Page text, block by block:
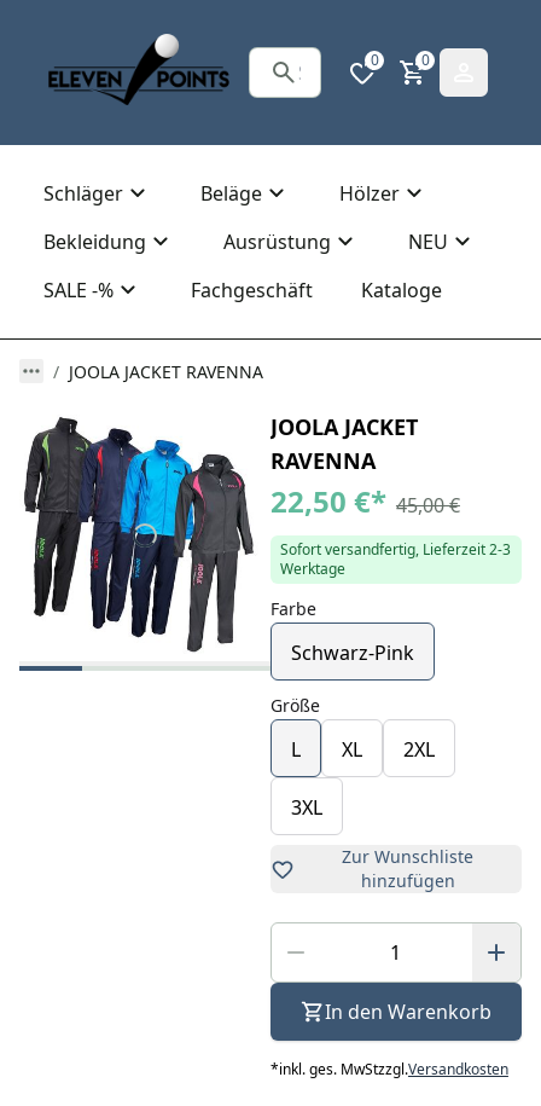
0 0
Schläger Beläge
Hölzer
Bekleidung
Ausrüstung
NEU
SALE -%
Fachgeschäft Kataloge
JOOLA JACKET RAVENNA
JOOLA JACKET
RAVENNA
22,50 €* 45,00 €
Sofort versandfertig, Lieferzeit 2-3
Werktage
Farbe
Schwarz-Pink
Größe
L XL 2XL
3XL
Zur Wunschliste
hinzufügen
In den Warenkorb
*inkl. ges. MwStzzgl.Versandkosten